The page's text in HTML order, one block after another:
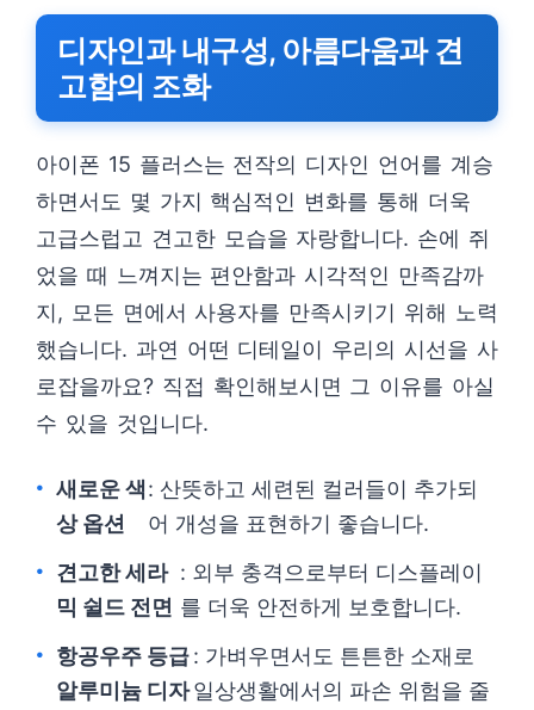
디자인과 내구성, 아름다움과 견
고함의 조화
아이폰 15 플러스는 전작의 디자인 언어를 계승
하면서도 몇 가지 핵심적인 변화를 통해 더욱
고급스럽고 견고한 모습을 자랑합니다. 손에 쥐
었을 때 느껴지는 편안함과 시각적인 만족감까
지, 모든 면에서 사용자를 만족시키기 위해 노력
했습니다. 과연 어떤 디테일이 우리의 시선을 사
로잡을까요? 직접 확인해보시면 그 이유를 아실
수 있을 것입니다.
새로운 색
상 옵션
: 산뜻하고 세련된 컬러들이 추가되
어 개성을 표현하기 좋습니다.
견고한 세라
믹 쉴드 전면
: 외부 충격으로부터 디스플레이
를 더욱 안전하게 보호합니다.
항공우주 등급
알루미늄 디자
: 가벼우면서도 튼튼한 소재로
일상생활에서의 파손 위험을 줄